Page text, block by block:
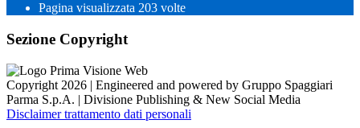
Pagina visualizzata 203 volte
Sezione Copyright
Copyright 2026 | Engineered and powered by Gruppo Spaggiari
Parma S.p.A. | Divisione Publishing & New Social Media
Disclaimer trattamento dati personali